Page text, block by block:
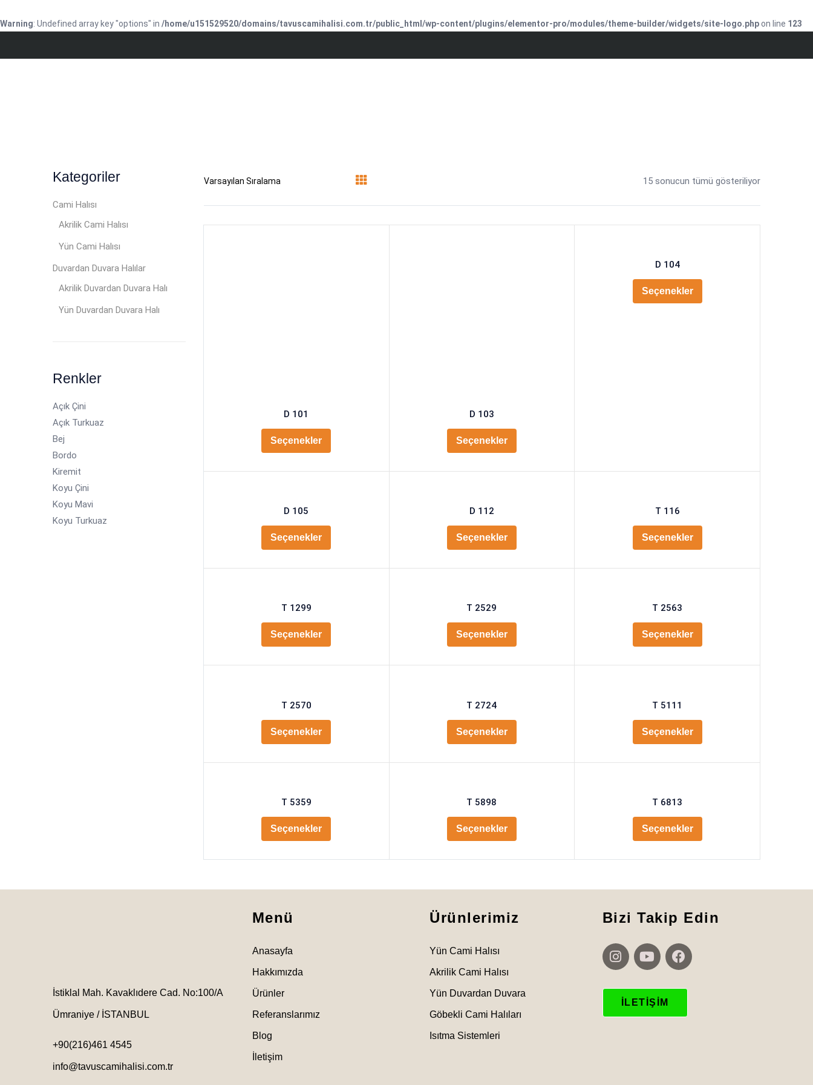
Warning: Undefined array key "options" in /home/u151529520/domains/tavuscamihalisi.com.tr/public_html/wp-content/plugins/elementor-pro/modules/theme-builder/widgets/site-logo.phpon line 123
Kategoriler
Cami Halısı
Akrilik Cami Halısı
Yün Cami Halısı
Duvardan Duvara Halılar
Akrilik Duvardan Duvara Halı
Yün Duvardan Duvara Halı
Renkler
Açık Çini
Açık Turkuaz
Bej
Bordo
Kiremit
Koyu Çini
Koyu Mavi
Koyu Turkuaz
15 sonucun tümü gösteriliyor
D 101
Seçenekler
D 103
Seçenekler
D 104
Seçenekler
D 105
Seçenekler
D 112
Seçenekler
T 116
Seçenekler
T 1299
Seçenekler
T 2529
Seçenekler
T 2563
Seçenekler
T 2570
Seçenekler
T 2724
Seçenekler
T 5111
Seçenekler
T 5359
Seçenekler
T 5898
Seçenekler
T 6813
Seçenekler
İstiklal Mah. Kavaklıdere Cad. No:100/A
Ümraniye / İSTANBUL
+90(216)461 4545
info@tavuscamihalisi.com.tr
Menü
Anasayfa
Hakkımızda
Ürünler
Referanslarımız
Blog
İletişim
Ürünlerimiz
Yün Cami Halısı
Akrilik Cami Halısı
Yün Duvardan Duvara
Göbekli Cami Halıları
Isıtma Sistemleri
Bizi Takip Edin
İLETIŞIM